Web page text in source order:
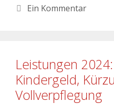
Ein Kommentar
Leistungen
Kindergeld,
Vollverpflegung